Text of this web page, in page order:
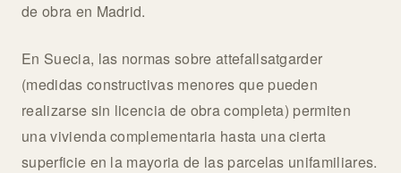
de obra en Madrid.
En Suecia, las normas sobre attefallsatgarder
(medidas constructivas menores que pueden
realizarse sin licencia de obra completa) permiten
una vivienda complementaria hasta una cierta
superficie en la mayoria de las parcelas unifamiliares.